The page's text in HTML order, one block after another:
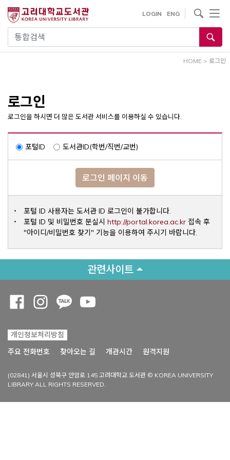
건
통합검색
LOGIN ENG
사이트내 검색
HOME > 로그인
로그인
로그인을 하시면 더 많은 도서관 서비스를 이용하실 수 있습니다.
포털ID 도서관ID(학번/직번/교번)
로그인 페이지 이동
포털 ID 사용자는 도서관 ID 로그인이 불가합니다.
포털 ID 및 비밀번호 분실시 http://portal.korea.ac.krOpens a
접속 후
"아이디/비밀번호 찾기" 기능을 이용하여 주시기 바랍니다.
관련사이트
개인정보처리방침
주요 전화번호
찾아오는 길 개관시간 원격지원
(02841) 서울시 성북구 안암로 145 고려대학교 도서관 © KOREA UNIVERSITY
LIBRARY ALL RIGHTS RESERVED.
Opens a new window
Opens a new window
Opens a new window